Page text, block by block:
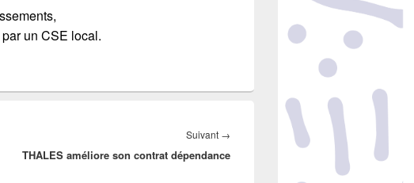
un CSE local.
Suivant →
THALES améliore son contrat dépendance